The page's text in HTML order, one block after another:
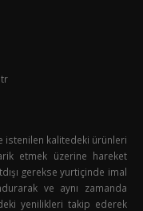
istenilen kalitedeki ürünleri
etmek üzerine hareket
gerekse yurtiçinde imal
ve aynı zamanda
yenilikleri takip ederek